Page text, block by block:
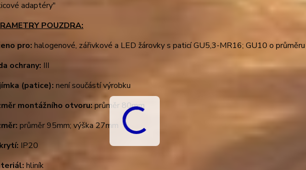
adaptéry"
POUZDRA:
pro: halogenové, zářivkové a LED žárovky s paticí GU5,3-MR16; GU10 o
ochrany: III
(patice): není součástí výrobku
montážního otvoru: průměr 80mm
průměr 95mm; výška 27mm
IP20
hliník